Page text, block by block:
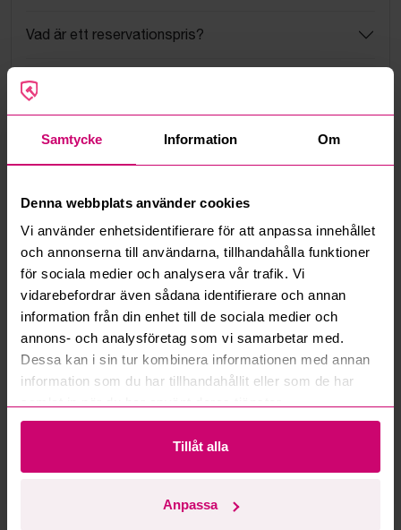
Samtycke Information Om
Denna webbplats använder cookies
Vi använder enhetsidentifierare för att anpassa innehållet
och annonserna till användarna, tillhandahålla funktioner
för sociala medier och analysera vår trafik. Vi
vidarebefordrar även sådana identifierare och annan
information från din enhet till de sociala medier och
annons- och analysföretag som vi samarbetar med.
Dessa kan i sin tur kombinera informationen med annan
information som du har tillhandahållit eller som de har
Tillåt alla
Anpassa
Vad är ett reservationspris?
Hur fungerar maxbud?
Kan ni frakta mina vunna objekt?
Läs fler frågor och svar
Mer från samma kategori
9d 16h Bromma